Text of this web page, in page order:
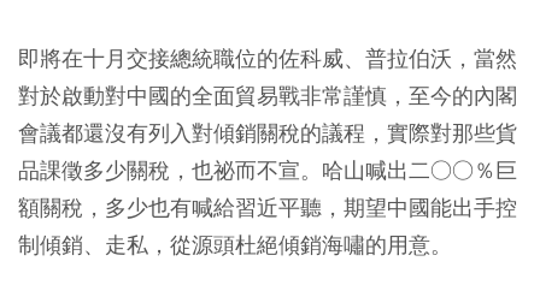
即將在十月交接總統職位的佐科威、普拉伯沃，當然
對於啟動對中國的全面貿易戰非常謹慎，至今的內閣
會議都還沒有列入對傾銷關稅的議程，實際對那些貨
品課徵多少關稅，也祕而不宣。哈山喊出二○○％巨
額關稅，多少也有喊給習近平聽，期望中國能出手控
制傾銷、走私，從源頭杜絕傾銷海嘯的用意。